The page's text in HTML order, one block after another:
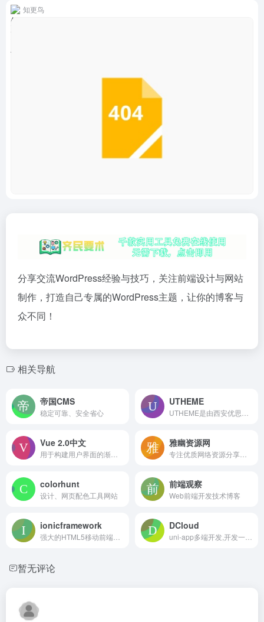
知更鸟
分享交流WordPress经验与技巧，关注前端设计与网站
制作，打造自己专属的WordPress主题，让你的博客与
众不同！
相关导航
帝国CMS
稳定可靠、安全省心
UTHEME
Vue 2.0中文 雅幽资源网
colorhunt
设计、网页配色工具网站
前端观察
Web前端开发技术博客
ionicframework DCloud
暂无评论